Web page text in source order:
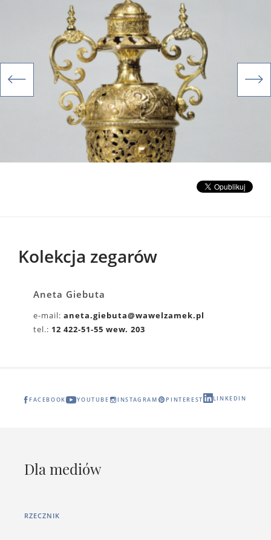
Kolekcja zegarów
Aneta Giebuta
e-mail: aneta.giebuta@wawelzamek.pl
tel.: 12 422-51-55 wew. 203
FACEBOOK YOUTUBE INSTAGRAM PINTEREST LINKEDIN
Dla mediów
RZECZNIK